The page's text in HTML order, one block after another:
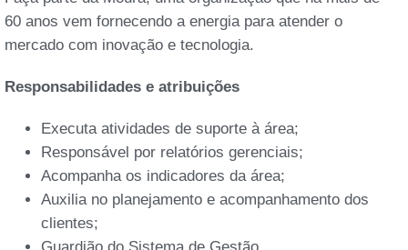
60 anos vem fornecendo a energia para atender o
mercado com inovação e tecnologia.
Responsabilidades e atribuições
Executa atividades de suporte à área;
Responsável por relatórios gerenciais;
Acompanha os indicadores da área;
Auxilia no planejamento e acompanhamento dos
clientes;